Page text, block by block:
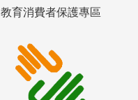
教育消費者保護專區